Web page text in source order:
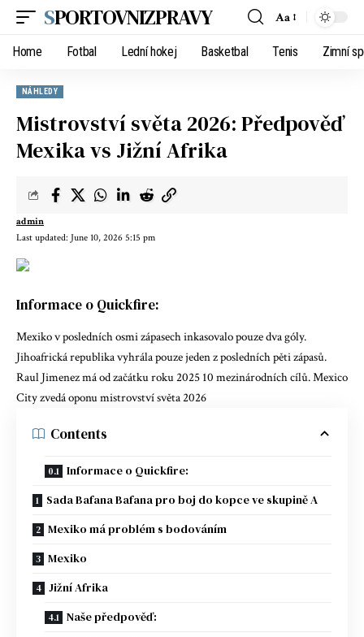
SPORTOVNIZPRAVY Aa
Home Fotbal Lední hokej Basketbal Tenis Zimní
NÁHLEDY
Mistrovství světa 2026: Předpověď
Mexika vs Jižní Afrika
Last updated: June 10, 2026 5:15 pm
admin
Informace o Quickfire:
Mexiko v posledních osmi zápasech inkasovalo pouze dva góly.
Jihoafrická republika vyhrála pouze jeden z posledních pěti zápasů.
Raul Jimenez má od začátku roku 2025 10 mezinárodních cílů. Mexico
City zvedá oponu mistrovství světa 2026
Contents
Informace o Quickfire:
Sada Bafana Bafana pro boj do kopce ve skupině A
Mexiko má problém s bodováním
Mexiko
Jižní Afrika
Naše předpověď: